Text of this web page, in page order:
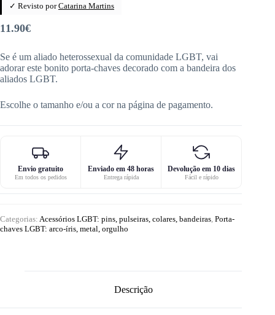
✓ Revisto porCatarina Martins
11.90€
Se é um aliado heterossexual da comunidade LGBT, vai
adorar este bonito porta-chaves decorado com a bandeira dos
aliados LGBT.
Escolhe o tamanho e/ou a cor na página de pagamento.
Envio gratuito
Em todos os pedidos
Enviado em 48 horas
Entrega rápida
Devolução em 10 dias
Fácil e rápido
Categorias: Acessórios LGBT: pins, pulseiras, colares, bandeiras Porta-
chaves LGBT: arco-íris, metal, orgulho
Descrição